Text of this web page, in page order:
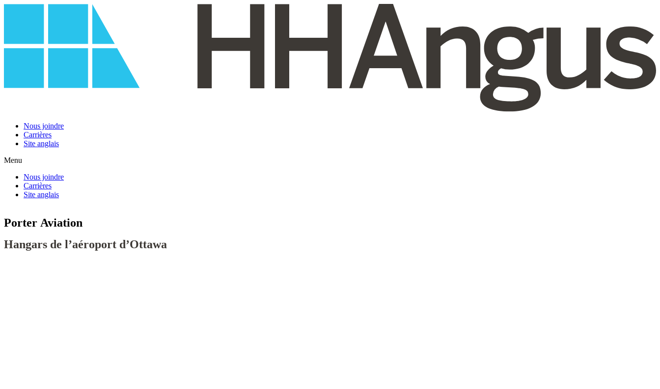
Nous joindre
Carrières
Site anglais
Menu
Nous joindre
Carrières
Site anglais
Porter Aviation
Hangars de l’aéroport d’Ottawa